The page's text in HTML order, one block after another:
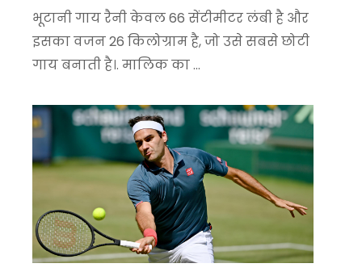
भूटानी गाय रैनी केवल 66 सेंटीमीटर लंबी है और
इसका वजन 26 किलोग्राम है, जो उसे सबसे छोटी
गाय बनाती है।. मालिक का ...